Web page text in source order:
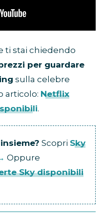
ti stai chiedendo
per guardare
sulla celebre
articolo: Netflix
.
Scopri Sky
Oppure
Sky disponibili